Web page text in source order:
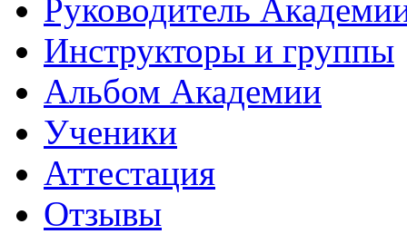
Руководитель
Инструкторы и группы
Альбом Академии
Ученики
Аттестация
Отзывы